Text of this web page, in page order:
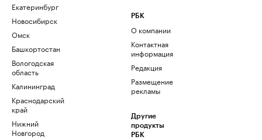
Екатеринбург
Новосибирск
Омск
Башкортостан
Вологодская
область
Калининград
Краснодарский
край
Нижний
Новгород
РБК
О компании
Контактная
информация
Редакция
Размещение
рекламы
Другие
продукты
РБК